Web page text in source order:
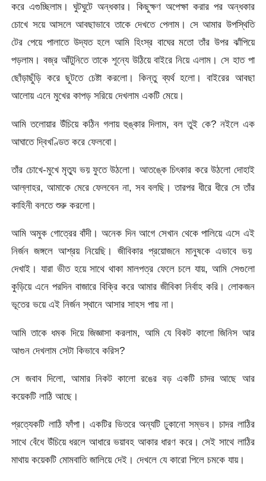
করে এগুচ্ছিলাম। ঘুটঘুটে অন্ধকার। কিছুক্ষণ অপেক্ষা করার পর অন্ধকার
চোখে সয়ে আসলে আবছাভাবে তাকে দেখতে পেলাম। সে আমার উপস্থিতি
টের পেয়ে পালাতে উদ্যত হলে আমি হিংস্র বাঘের মতো তাঁর উপর ঝাঁপিয়ে
পড়লাম। বজ্র আঁটুনিতে তাকে শূন্যে উঠিয়ে বাইরে নিয়ে এলাম। সে হাত পা
ছোঁড়াছুঁড়ি করে ছুটতে চেষ্টা করলো। কিন্তু ব্যর্থ হলো। বাইরের আবছা
আলোয় এনে মুখের কাপড় সরিয়ে দেখলাম একটি মেয়ে।
আমি তলোয়ার উঁচিয়ে কঠিন গলায় হুঙ্কার দিলাম, বল তুই কে? নইলে এক
আঘাতে দ্বিখণ্ডিত করে ফেলবো।
তাঁর চোখে-মুখে মৃত্যু ভয় ফুতে উঠলো। আতঙ্কে চিৎকার করে উঠলো দোহাই
আল্লাহর, আমাকে মেরে ফেলবেন না, সব বলছি। তারপর ধীরে ধীরে সে তাঁর
কাহিনী বলতে শুরু করলো।
আমি অমুক গোত্রের বাঁদী। অনেক দিন আগে সেখান থেকে পালিয়ে এসে এই
নির্জন জঙ্গলে আশ্রয় নিয়েছি। জীবিকার প্রয়োজনে মানুষকে এভাবে ভয়
দেখাই। যারা ভীত হয়ে সাথে থাকা মালপত্র ফেলে চলে যায়, আমি সেগুলো
কুড়িয়ে এনে পরদিন বাজারে বিক্রি করে আমার জীবিকা নির্বাহ করি। লোকজন
ভূতের ভয়ে এই নির্জন স্থানে আসার সাহস পায় না।
আমি তাকে ধমক দিয়ে জিজ্ঞাসা করলাম, আমি যে বিকট কালো জিনিস আর
আগুন দেখলাম সেটা কিভাবে করিস?
সে জবাব দিলো, আমার নিকট কালো রঙের বড় একটি চাদর আছে আর
কয়েকটি লাঠি আছে।
প্রত্যেকটি লাঠি ফাঁপা। একটির ভিতরে অন্যটি ঢুকানো সম্ভব। চাদর লাঠির
সাথে বেঁধে উঁচিয়ে ধরলে আধারে ভয়াবহ আকার ধারণ করে। সেই সাথে লাঠির
মাথায় কয়েকটি মোমবাতি জালিয়ে দেই। দেখলে যে কারো পিলে চমকে যায়।